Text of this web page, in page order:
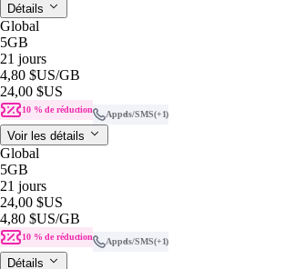
Détails
Global
5GB
21 jours
4,80 $US/GB
24,00 $US
10 % de réduction Appels/SMS(+1)
Voir les détails
Global
5GB
21 jours
24,00 $US
4,80 $US/GB
10 % de réduction Appels/SMS(+1)
Détails